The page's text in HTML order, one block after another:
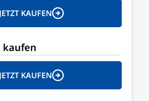
JETZT KAUFEN
kaufen
JETZT KAUFEN